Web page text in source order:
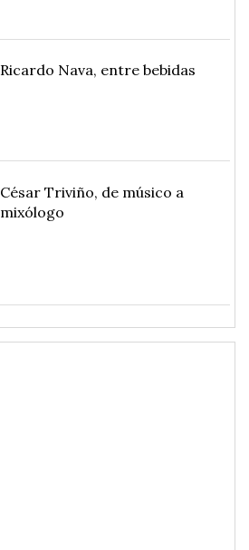
Ricardo Nava, entre bebidas
César Triviño, de músico a
mixólogo